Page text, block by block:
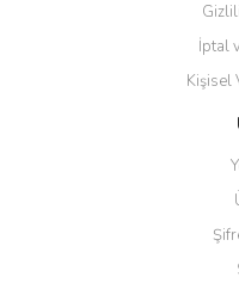
İptal
Kişisel